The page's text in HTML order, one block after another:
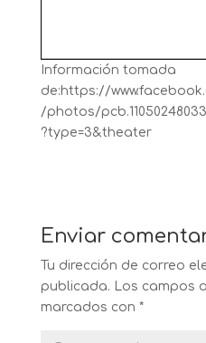
Información tomada
de:https://
/photos/
?type=3&theater
Enviar
Tu dirección de correo
publicada. Los campos
marcados con *